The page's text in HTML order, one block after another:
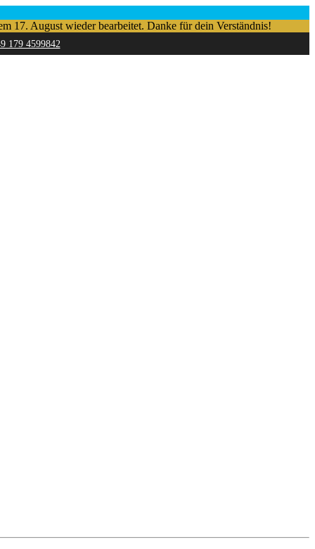
17. August wieder bearbeitet. Danke für dein Verständnis!
179 4599842